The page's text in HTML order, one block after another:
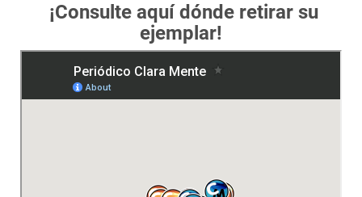
¡Consulte aquí dónde retirar su
ejemplar!